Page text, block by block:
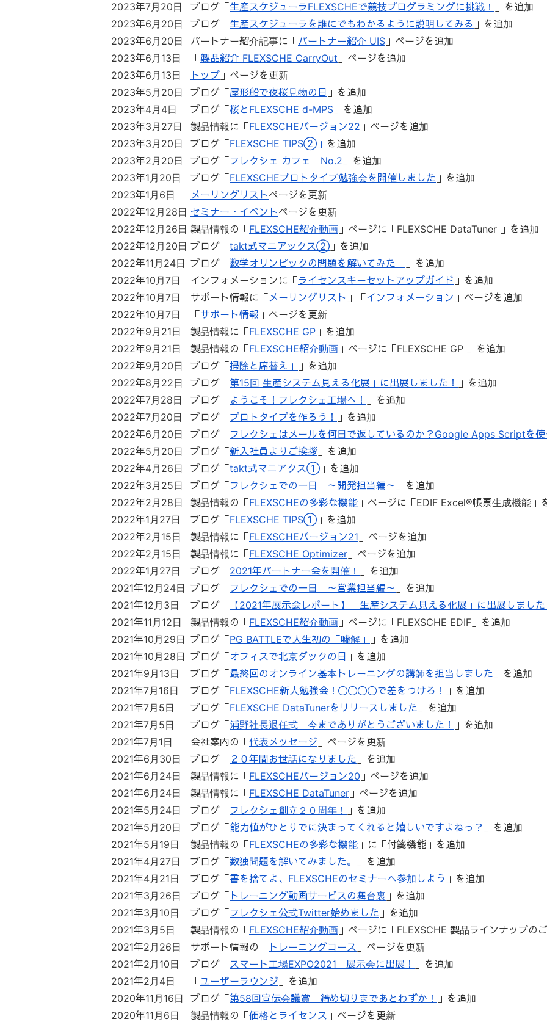
2023年7月20日
ブログ「生産スケジューラFLEXSCHEで競技プログラミングに挑戦！
」を追加
2023年6月20日
ブログ「生産スケジューラを誰にでもわかるように説明してみる 」を追加
2023年6月20日
パートナー紹介記事に「パートナー紹介 UIS 」ページを追加
2023年6月13日
「製品紹介 FLEXSCHE CarryOut 」ページを追加
2023年6月13日
トップ 」ページを更新
2023年5月20日
ブログ「屋形船で夜桜見物の日 」を追加
2023年4月4日
ブログ「桜とFLEXSCHE d-MPS 」を追加
2023年3月27日
製品情報に「FLEXSCHEバージョン22 」ページを追加
2023年3月20日
ブログ「FLEXSCHE TIPS②」 を追加
2023年2月20日
ブログ「フレクシェ カフェ No.2 」を追加
2023年1月20日
ブログ「FLEXSCHEプロトタイプ勉強会を開催しました 」を追加
2023年1月6日
メーリングリスト ページを更新
2022年12月28日 セミナー・イベント ページを更新
2022年12月26日 製品情報の「FLEXSCHE紹介動画 」ページに「FLEXSCHE DataTuner 」を追加
2022年12月20日 ブログ「takt式マニアックス② 」を追加
2022年11月24日 ブログ「数学オリンピックの問題を解いてみた」
」を追加
2022年10月7日
インフォメーションに「ライセンスキーセットアップガイド 」を追加
2022年10月7日
サポート情報に「メーリングリスト 」「インフォメーション 」ページを追加
2022年10月7日
「サポート情報 」ページを更新
2022年9月21日
製品情報に「FLEXSCHE GP 」を追加
2022年9月21日
製品情報の「FLEXSCHE紹介動画 」ページに「FLEXSCHE GP 」を追加
2022年9月20日
ブログ「掃除と席替え」
」を追加
2022年8月22日
ブログ「第15回 生産システム見える化展」に出展しました！
」を追加
2022年7月28日
ブログ「ようこそ！フレクシェ工場へ！
」を追加
2022年7月20日
ブログ「プロトタイプを作ろう！
」を追加
2022年6月20日
ブログ「フレクシェはメールを何日で返しているのか？Google Apps Scriptを
2022年5月20日
ブログ「新入社員よりご挨拶 」を追加
2022年4月26日
ブログ「takt式マニアクス① 」を追加
2022年3月25日
ブログ「フレクシェでの一日 ～開発担当編～ 」を追加
2022年2月28日
製品情報の「FLEXSCHEの多彩な機能 」ページに「EDIF Excel®帳票生成機能」
2022年1月27日
ブログ「FLEXSCHE TIPS① 」を追加
2022年2月15日
製品情報に「FLEXSCHEバージョン21 」ページを追加
2022年2月15日
製品情報に「FLEXSCHE Optimizer 」ページを追加
2022年1月27日
ブログ「2021年パートナー会を開催！
」を追加
2021年12月24日 ブログ「フレクシェでの一日 ～営業担当編～ 」を追加
2021年12月3日
ブログ「 【2021年展示会レポート】「生産システム見える化展」に出展しまし
2021年11月12日
製品情報の「FLEXSCHE紹介動画 」ページに「FLEXSCHE EDIF」を追加
2021年10月29日 ブログ「PG BATTLEで人生初の「嘘解」
」を追加
2021年10月28日 ブログ「オフィスで北京ダックの日 」を追加
2021年9月13日
ブログ「最終回のオンライン基本トレーニングの講師を担当しました 」を追加
2021年7月16日
ブログ「FLEXSCHE新人勉強会！〇〇〇〇で差をつけろ！
」を追加
2021年7月5日
ブログ「FLEXSCHE DataTunerをリリースしました 」を追加
2021年7月5日
ブログ「浦野社長退任式 今までありがとうございました！
」を追加
2021年7月1日
会社案内の「代表メッセージ 」ページを更新
2021年6月30日
ブログ「 ２０年間お世話になりました 」を追加
2021年6月24日
製品情報に「FLEXSCHEバージョン20 」ページを追加
2021年6月24日
製品情報に「FLEXSCHE DataTuner 」ページを追加
2021年5月24日
ブログ「フレクシェ創立２０周年！
」を追加
2021年5月20日
ブログ「能力値がひとりでに決まってくれると嬉しいですよねっ？ 」を追加
2021年5月19日
製品情報の「FLEXSCHEの多彩な機能 」に「付箋機能」を追加
2021年4月27日
ブログ「数独問題を解いてみました。
」を追加
2021年4月21日
ブログ「書を捨てよ、FLEXSCHEのセミナーへ参加しよう 」を追加
2021年3月26日
ブログ「 トレーニング動画サービスの舞台裏 」を追加
2021年3月10日
ブログ「フレクシェ公式Twitter始めました 」を追加
2021年3月5日
製品情報の「FLEXSCHE紹介動画 」ページに「FLEXSCHE 製品ラインナップの
2021年2月26日
サポート情報の「 トレーニングコース 」ページを更新
2021年2月10日
ブログ「スマート工場EXPO2021 展示会に出展！
」を追加
2021年2月4日
「ユーザーラウンジ 」を追加
2020年11月16日
ブログ「第58回宣伝会議賞 締め切りまであとわずか！
」を追加
2020年11月6日
製品情報の「価格とライセンス 」ページを更新